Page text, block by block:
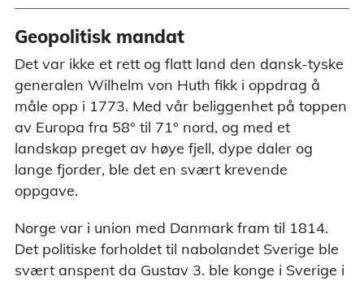
Geopolitisk mandat
Det var ikke et rett og flatt land den dansk-tyske
generalen Wilhelm von Huth fikk i oppdrag å
måle opp i 1773. Med vår beliggenhet på toppen
av Europa fra 58° til 71° nord, og med et
landskap preget av høye fjell, dype daler og
lange fjorder, ble det en svært krevende
oppgave.
Norge var i union med Danmark fram til 1814.
Det politiske forholdet til nabolandet Sverige ble
svært anspent da Gustav 3. ble konge i Sverige i